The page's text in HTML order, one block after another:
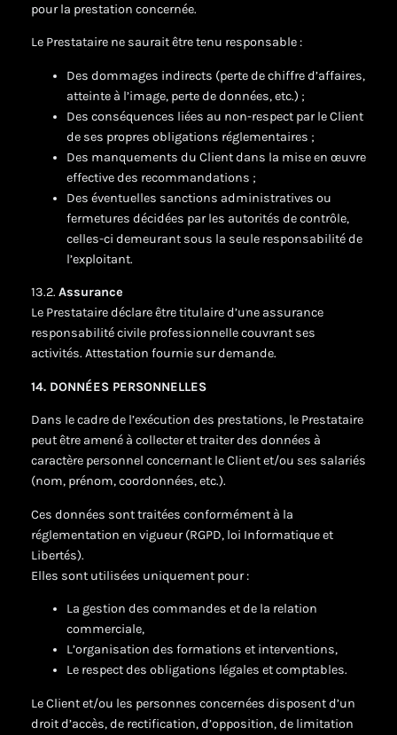
pour la prestation concernée.
Le Prestataire ne saurait être tenu responsable :
Des dommages indirects (perte de chiffre d’affaires,
atteinte à l’image, perte de données, etc.) ;
Des conséquences liées au non-respect par le Client
de ses propres obligations réglementaires ;
Des manquements du Client dans la mise en œuvre
effective des recommandations ;
Des éventuelles sanctions administratives ou
fermetures décidées par les autorités de contrôle,
celles-ci demeurant sous la seule responsabilité de
l’exploitant.
13.2. Assurance
Le Prestataire déclare être titulaire d’une assurance
responsabilité civile professionnelle couvrant ses
activités. Attestation fournie sur demande.
14. DONNÉES PERSONNELLES
Dans le cadre de l’exécution des prestations, le Prestataire
peut être amené à collecter et traiter des données à
caractère personnel concernant le Client et/ou ses salariés
(nom, prénom, coordonnées, etc.).
Ces données sont traitées conformément à la
réglementation en vigueur (RGPD, loi Informatique et
Libertés).
Elles sont utilisées uniquement pour :
La gestion des commandes et de la relation
commerciale,
L’organisation des formations et interventions,
Le respect des obligations légales et comptables.
Le Client et/ou les personnes concernées disposent d’un
droit d’accès, de rectification, d’opposition, de limitation